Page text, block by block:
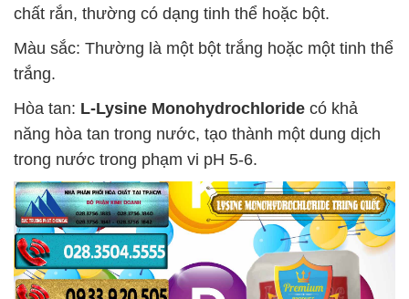
chất rắn, thường có dạng tinh thể hoặc bột.
Màu sắc: Thường là một bột trắng hoặc một tinh thể
trắng.
Hòa tan: L-Lysine Monohydrochloride có khả
năng hòa tan trong nước, tạo thành một dung dịch
trong nước trong phạm vi pH 5-6.